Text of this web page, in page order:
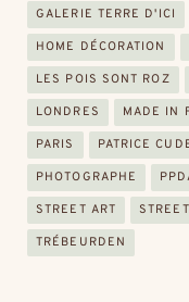
GALERIE TERRE D'ICI
HOME DÉCORATION
LES POIS SONT ROZ
LONDRES MADE IN
PARIS PATRICE
PHOTOGRAPHE
STREET ART
TRÉBEURDEN